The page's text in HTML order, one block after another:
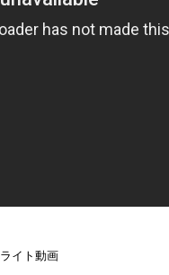
イト動画